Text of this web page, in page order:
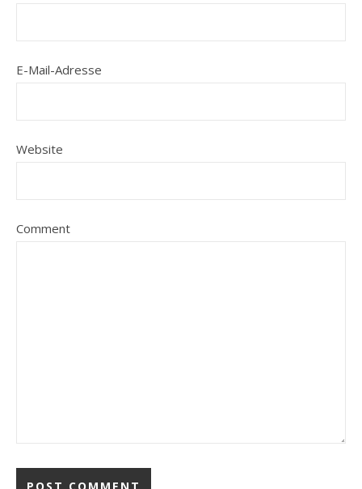
E-Mail-Adresse
Website
Comment